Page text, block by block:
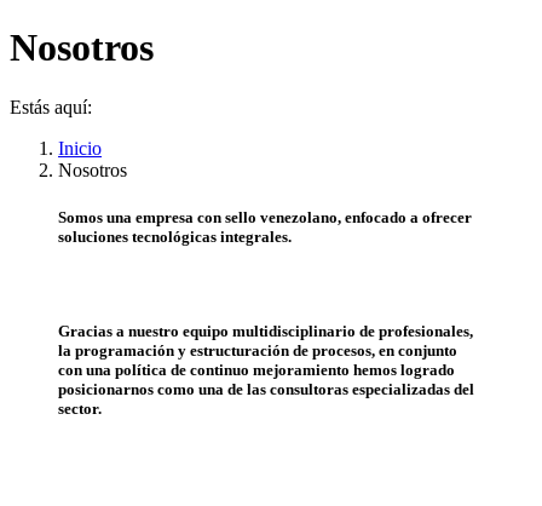
Nosotros
Estás aquí:
Inicio
Nosotros
Somos una empresa con sello venezolano, enfocado a ofrecer
soluciones tecnológicas integrales.
Gracias a nuestro equipo multidisciplinario de profesionales,
la programación y estructuración de procesos, en conjunto
con una política de continuo mejoramiento hemos logrado
posicionarnos como una de las consultoras especializadas del
sector.